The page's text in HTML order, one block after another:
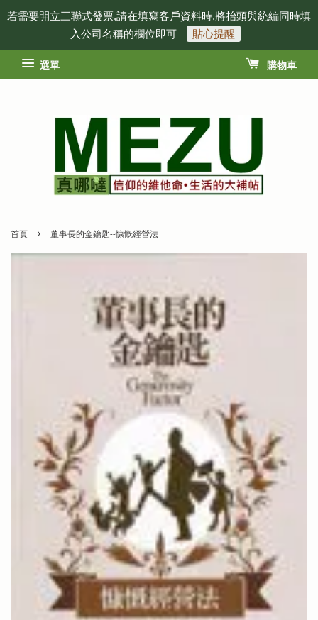
若需要開立三聯式發票,請在填寫客戶資料時,將抬頭與統編同時填
入公司名稱的欄位即可
貼心提醒
選單 購物車
首頁 › 董事長的金鑰匙--慷慨經營法